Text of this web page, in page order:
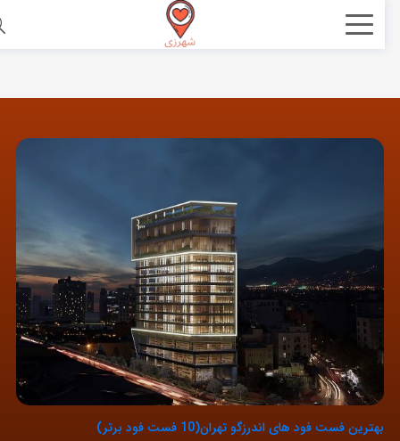
اشتراک
می‌توانید
این
صفحه
را
با
دوستان
خود
به
اشتراک
بهترین فست فود های اندرزگو تهران(10 فست فود برتر)